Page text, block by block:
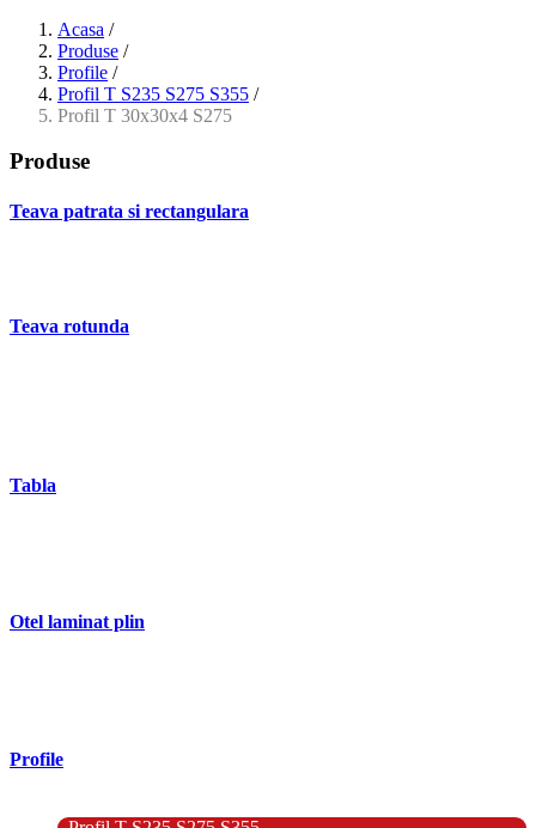
Acasa /
Produse /
Profile /
Profil T S235 S275 S355 /
Profil T 30x30x4 S275
Produse
Teava patrata si rectangulara
Teava rotunda
Tabla
Otel laminat plin
Profile